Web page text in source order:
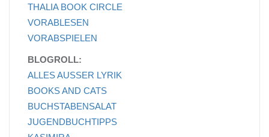
THALIA BOOK CIRCLE
VORABLESEN
VORABSPIELEN
BLOGROLL:
ALLES AUSSER LYRIK
BOOKS AND CATS
BUCHSTABENSALAT
JUGENDBUCHTIPPS